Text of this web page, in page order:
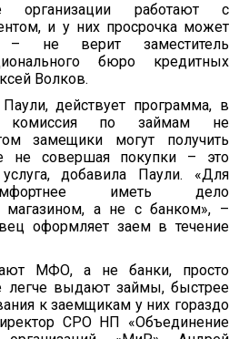
организации работают с
и у них просрочка может
– не верит заместитель
бюро кредитных
Волков.
действует программа, в
комиссия по займам не
замещики могут получить
не совершая покупки – это
добавила Паули. «Для
иметь дело
магазином, а не с банком», –
оформляет заем в течение
МФО, а не банки, просто
легче выдают займы, быстрее
к заемщикам у них гораздо
СРО НП «Объединение